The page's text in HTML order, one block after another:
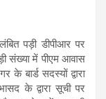
पड़ी डीपीआर पर
संख्या में पीएम आवास
बार्ड सदस्यों द्वारा
के द्वारा सूची पर